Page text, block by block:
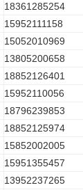
18361285254
15952111158
15052010969
13805200658
18852126401
15952110056
18796239853
18852125974
15852002005
15951355457
13952237265